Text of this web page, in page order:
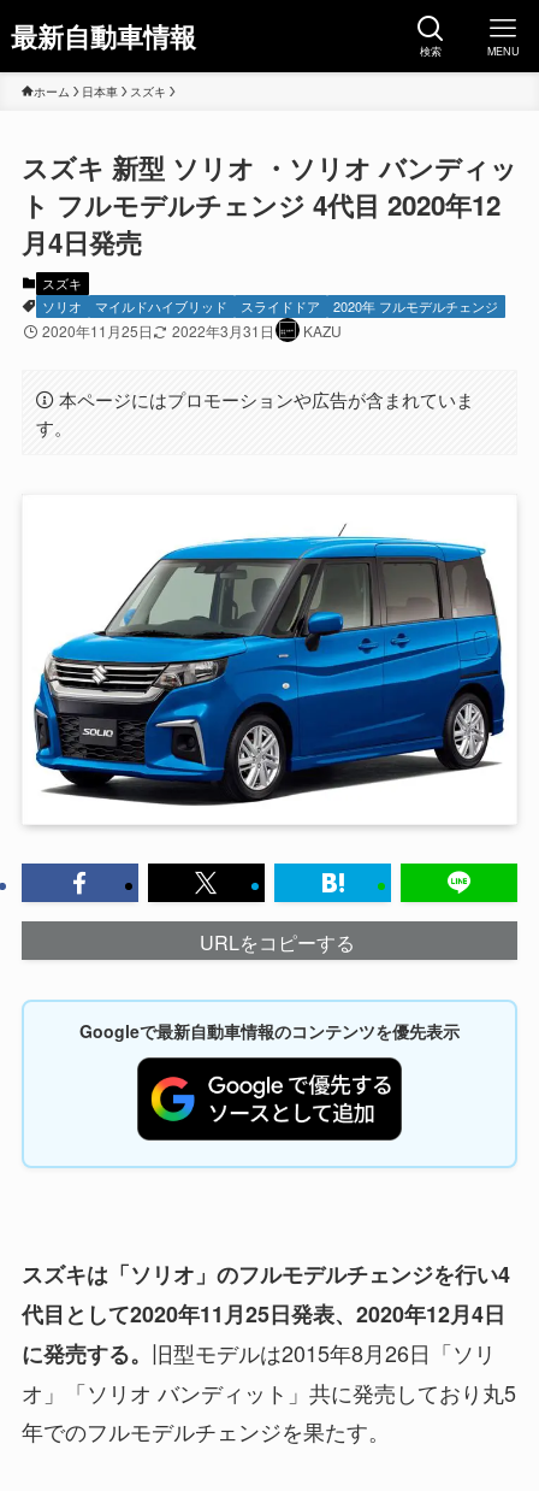
最新自動車情報 検索 MENU
ホーム 日本車 スズキ
スズキ 新型 ソリオ ・ソリオ バンディッ
ト フルモデルチェンジ 4代目 2020年12
月4日発売
スズキ
ソリオ
マイルドハイブリッド スライドドア 2020年 フルモデルチェンジ
2020年11月25日 2022年3月31日 KAZU
本ページにはプロモーションや広告が含まれていま
す。
URLをコピーする
Googleで最新自動車情報のコンテンツを優先表示
スズキは「ソリオ」のフルモデルチェンジを行い4
代目として2020年11月25日発表、2020年12月4日
に発売する。 旧型モデルは2015年8月26日「ソリ
オ」「ソリオ バンディット」共に発売しており丸5
年でのフルモデルチェンジを果たす。